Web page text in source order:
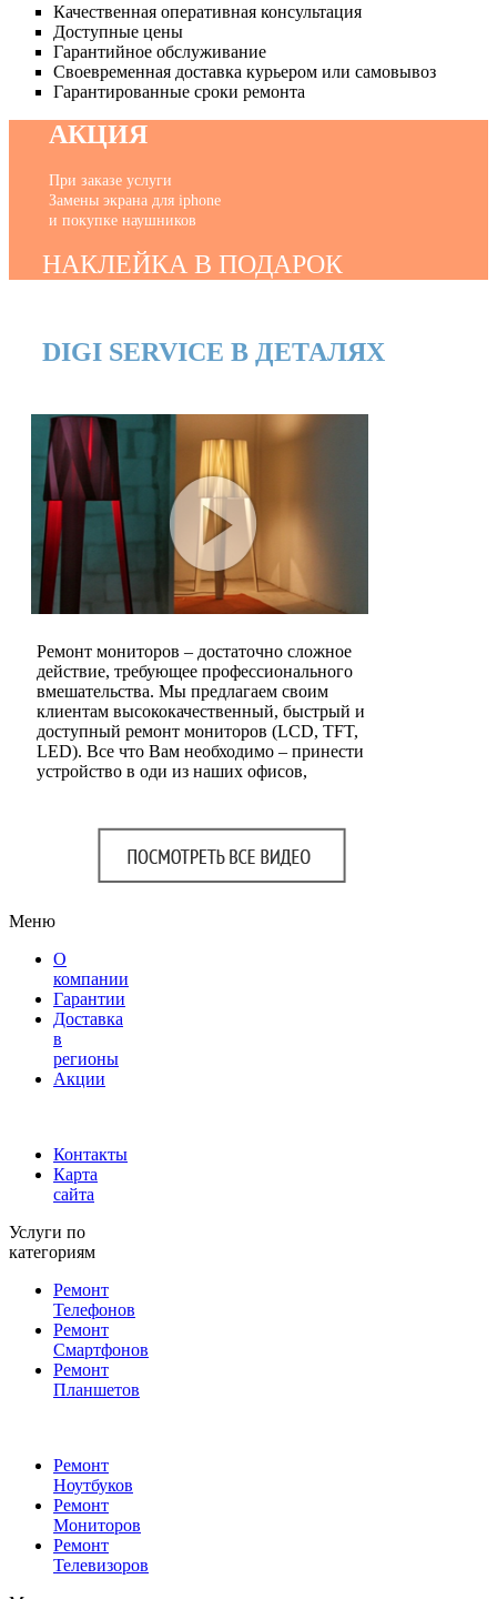
Качественная оперативная консультация
Доступные цены
Гарантийное обслуживание
Своевременная доставка курьером или самовывоз
Гарантированные сроки ремонта
АКЦИЯ
При заказе услуги
Замены экрана для iphone
и покупке наушников
НАКЛЕЙКА В ПОДАРОК
DIGI SERVICE В ДЕТАЛЯХ
Ремонт мониторов – достаточно сложное
действие, требующее профессионального
вмешательства. Мы предлагаем своим
клиентам высококачественный, быстрый и
доступный ремонт мониторов (LCD, TFT,
LED). Все что Вам необходимо – принести
устройство в оди из наших офисов,
Меню
О
компании
Гарантии
Доставка
в
регионы
Акции
Контакты
Карта
сайта
Услуги по
категориям
Ремонт
Телефонов
Ремонт
Смартфонов
Ремонт
Планшетов
Ремонт
Ноутбуков
Ремонт
Мониторов
Ремонт
Телевизоров